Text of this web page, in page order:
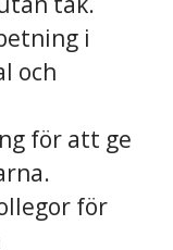
i
och
för att ge
för